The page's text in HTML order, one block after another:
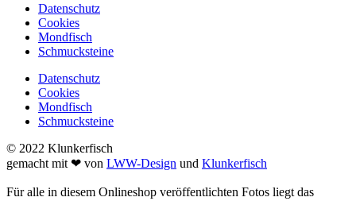
Datenschutz
Cookies
Mondfisch
Schmucksteine
Datenschutz
Cookies
Mondfisch
Schmucksteine
© 2022 Klunkerfisch
gemacht mit ❤ von LWW-Design und Klunkerfisch
Für alle in diesem Onlineshop veröffentlichten Fotos liegt das